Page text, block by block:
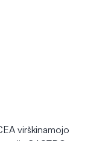
virškinamojo